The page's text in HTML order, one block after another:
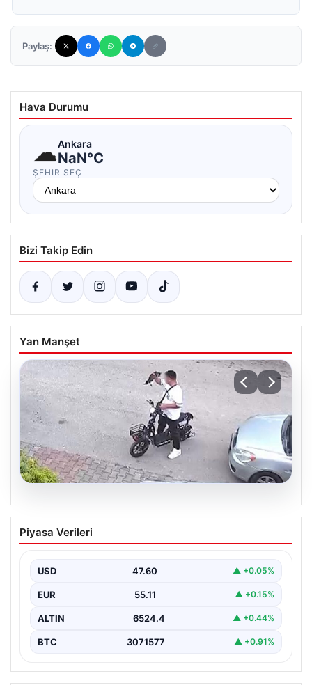
Paylaş:
Hava Durumu
☁Ankara
NaN°C
ŞEHIR SEÇ
Bizi Takip Edin
Yan Manşet
Bolu’da Vahşet: Yavru Kediye İşlenen
İğrenç Olay Kameralara Yansıdı
günlerde meydana gelen korkutucu olay, bölgedeki
sakinleri derinden sarstı. Elektrikli…
Piyasa Verileri
USD 47.60 ▲ +0.05%
EUR 55.11 ▲ +0.15%
ALTIN 6524.4 ▲ +0.44%
BTC 3071577 ▲ +0.91%